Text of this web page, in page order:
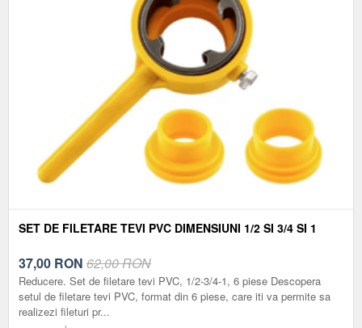
SET DE FILETARE TEVI PVC DIMENSIUNI 1/2 SI 3/4 SI 1
37,00 RON 62,00 RON
Reducere. Set de filetare tevi PVC, 1/2-3/4-1, 6 piese Descopera
setul de filetare tevi PVC, format din 6 piese, care iti va permite sa
realizezi fileturi pr...